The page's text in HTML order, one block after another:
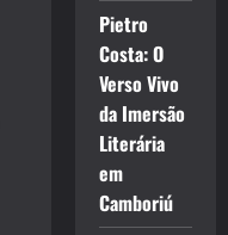
Pietro
Costa: O
Verso Vivo
da Imersão
Literária
em
Camboriú